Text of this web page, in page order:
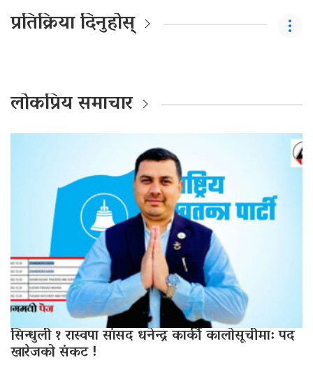
प्रतिक्रिया दिनुहोस्
लोकप्रिय समाचार
सिन्धुली १ रास्वपा सांसद धनेन्द्र कार्की कालोसूचीमा: पद
खारेजको संकट !